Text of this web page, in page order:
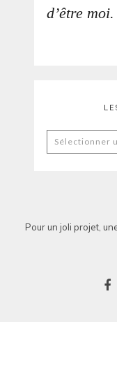
d’être moi.
Les
anciens
Pour un joli projet,